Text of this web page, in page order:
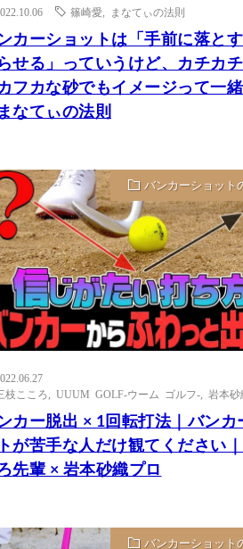
篠崎愛 まなてぃの法則
カーショットは「手前に落と
せる」っていうけど、カチカ
フカな砂でもイメージって一
なてぃの法則
バンカーショット
枝こころ
UUUM GOLF-ウーム ゴルフ- 岩本砂
カー脱出 × 1回転打法｜バンカ
が苦手な人だけ観てください
先輩 × 岩本砂織プロ
バンカーショット